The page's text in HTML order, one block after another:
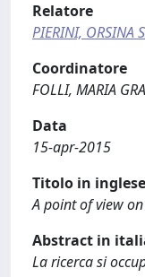
Relatore
PIERINI, ORSINA
Coordinatore
FOLLI, MARIA
Data
15-apr-2015
Titolo in inglese
A point of view
Abstract in
La ricerca si